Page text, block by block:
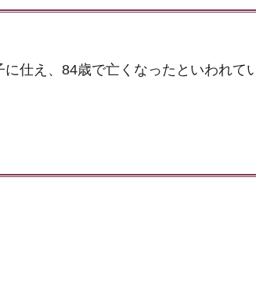
仕え、84歳で亡くなったといわれて